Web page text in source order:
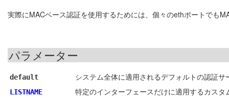
実際にMACベース認証を使用するためには、個々のethポートでも
パラメーター
default システム全体に適用されるデフォルトの認証
LISTNAME
特定のインターフェースだけに適用するカス